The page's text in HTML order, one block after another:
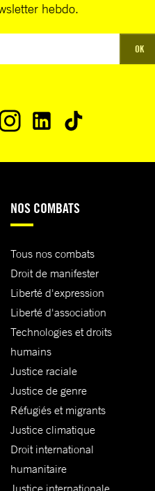
hebdo.
OK
NOS COMBATS
Tous nos combats
Droit de manifester
Liberté d'expression
Liberté d'association
Technologies et droits
humains
Justice raciale
Justice de genre
Réfugiés et migrants
Justice climatique
Droit international
humanitaire
Justice internationale